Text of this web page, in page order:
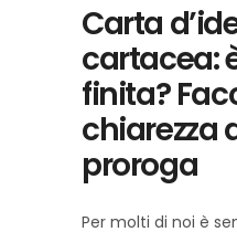
Carta
cartacea:
finita?
chiarezza
proroga
Per molti di noi è